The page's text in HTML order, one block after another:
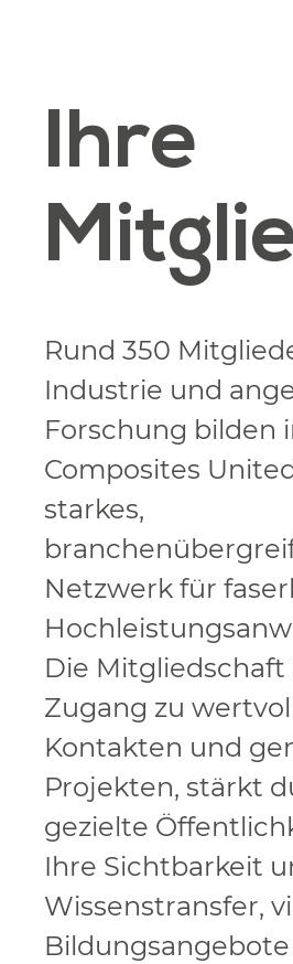
Ihre
Rund 350
Industrie und
Forschung bilden
Composites
starkes,
Netzwerk für
Die
Zugang zu
Kontakten und
Projekten, stärkt
gezielte
Ihre Sichtbarkeit
Wissenstransfer,